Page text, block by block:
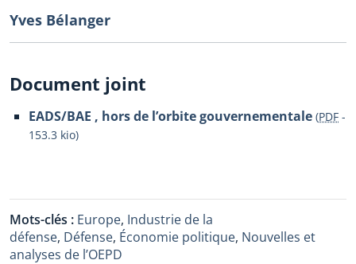
Yves Bélanger
Document joint
EADS/BAE , hors de l’orbite gouvernementale (PDF -
153.3 kio)
Mots-clés : Europe, Industrie de la
défense, Défense, Économie politique, Nouvelles et
analyses de l’OEPD